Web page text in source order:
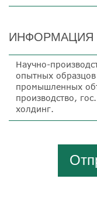
ИНФОРМАЦИЯ
Научно-
опытных
промышленных
производство,
холдинг.